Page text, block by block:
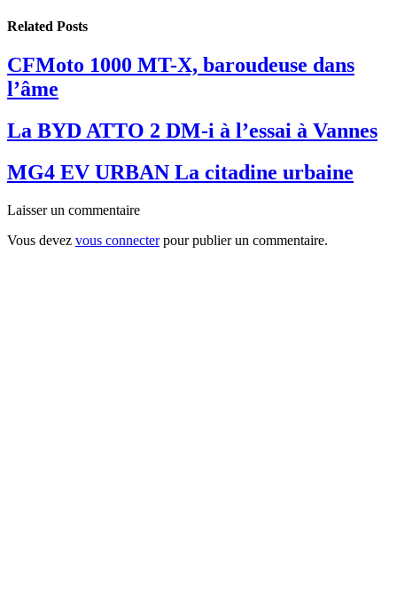
Related Posts
CFMoto 1000 MT-X, baroudeuse dans
l’âme
La BYD ATTO 2 DM-i à l’essai à Vannes
MG4 EV URBAN La citadine urbaine
Laisser un commentaire
Vous devez vous connecterpour publier un commentaire.